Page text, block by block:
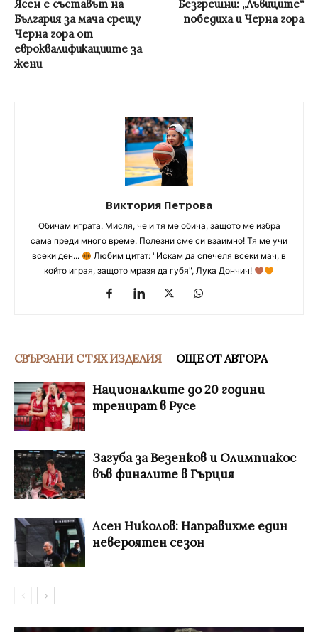
Ясен е съставът на
България за мача срещу
Черна гора от
евроквалификациите за
жени
Безгрешни: „Лъвиците“
победиха и Черна гора
Виктория Петрова
Обичам играта. Мисля, че и тя ме обича, защото ме избра
сама преди много време. Полезни сме си взаимно! Тя ме учи
всеки ден...
Любим цитат: "Искам да спечеля всеки мач, в
който играя, защото мразя да губя", Лука Дончич!
СВЪРЗАНИ С ТЯХ ИЗДЕЛИЯ ОЩЕ ОТ АВТОРА
Националките до 20 години
тренират в Русе
Загуба за Везенков и Олимпиакос
във финалите в Гърция
Асен Николов: Направихме един
невероятен сезон